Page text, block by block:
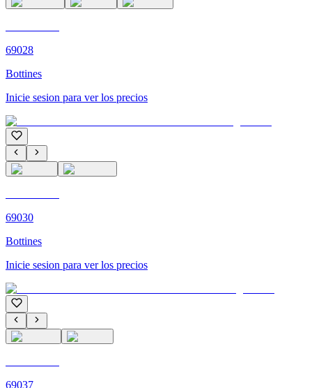
69028
Bottines
Inicie sesion para ver los precios
69030
Bottines
Inicie sesion para ver los precios
69037